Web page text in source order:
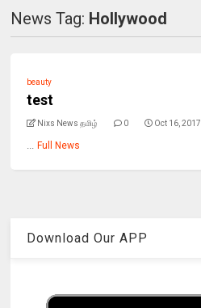
News Tag: Hollywood
beauty
test
Nixs News தமிழ் 0 Oct 16, 2017
... Full News
Download Our APP